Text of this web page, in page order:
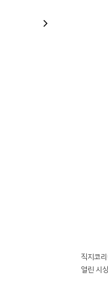
직지코
열린 시